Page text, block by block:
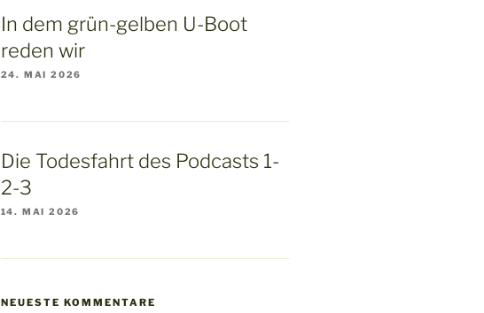
In dem grün-gelben U-Boot
reden wir
24. MAI 2026
Die Todesfahrt des Podcasts 1-
2-3
14. MAI 2026
NEUESTE KOMMENTARE